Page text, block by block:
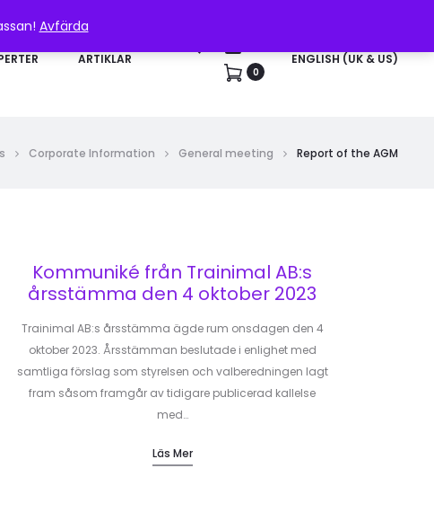
Avfärda
ARTIKLAR
0
ENGLISH (UK & US)
Corporate Information General meeting Report of the AGM
Kommuniké från Trainimal AB:s
årsstämma den 4 oktober 2023
Trainimal AB:s årsstämma ägde rum onsdagen den 4
oktober 2023. Årsstämman beslutade i enlighet med
samtliga förslag som styrelsen och valberedningen lagt
fram såsom framgår av tidigare publicerad kallelse
med…
Läs Mer